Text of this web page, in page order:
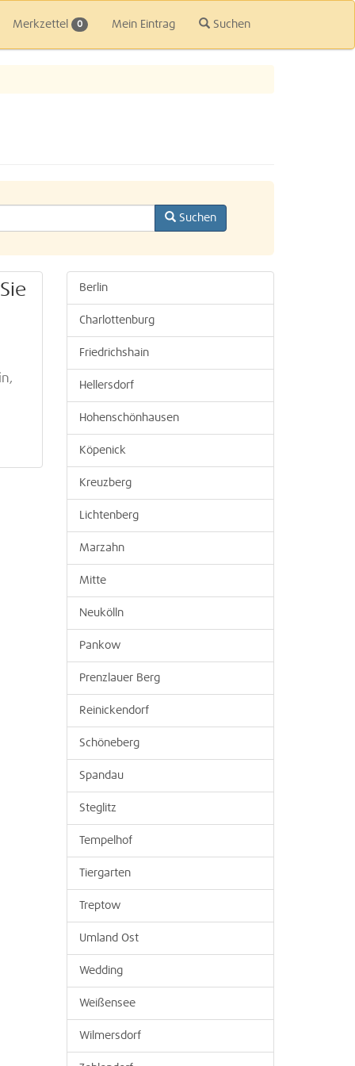
Merkzettel 0 Mein Eintrag Suchen
Suchen
Berlin
Charlottenburg
Friedrichshain
Hellersdorf
Hohenschönhausen
Köpenick
Kreuzberg
Lichtenberg
Marzahn
Mitte
Neukölln
Pankow
Prenzlauer Berg
Reinickendorf
Schöneberg
Spandau
Steglitz
Tempelhof
Tiergarten
Treptow
Umland Ost
Wedding
Weißensee
Wilmersdorf